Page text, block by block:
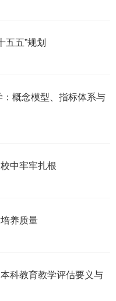
五五”规划
概念模型、指标体系与
中牢牢扎根
养质量
科教育教学评估要义与